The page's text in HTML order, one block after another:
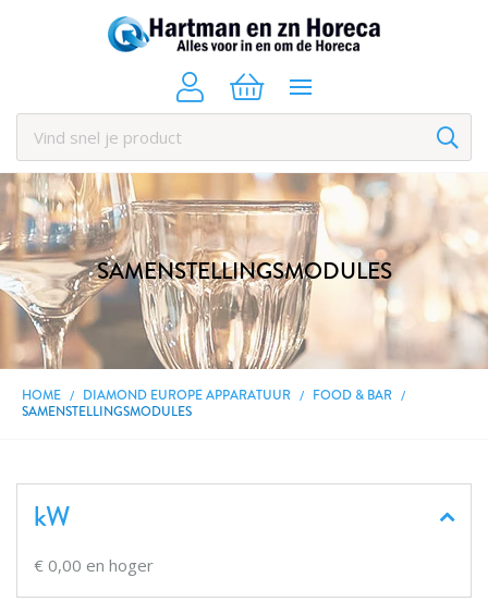
SAMENSTELLINGSMODULES
HOME DIAMOND EUROPE APPARATUUR
FOOD & BAR
SAMENSTELLINGSMODULES
kW
€ 0,00 en hoger